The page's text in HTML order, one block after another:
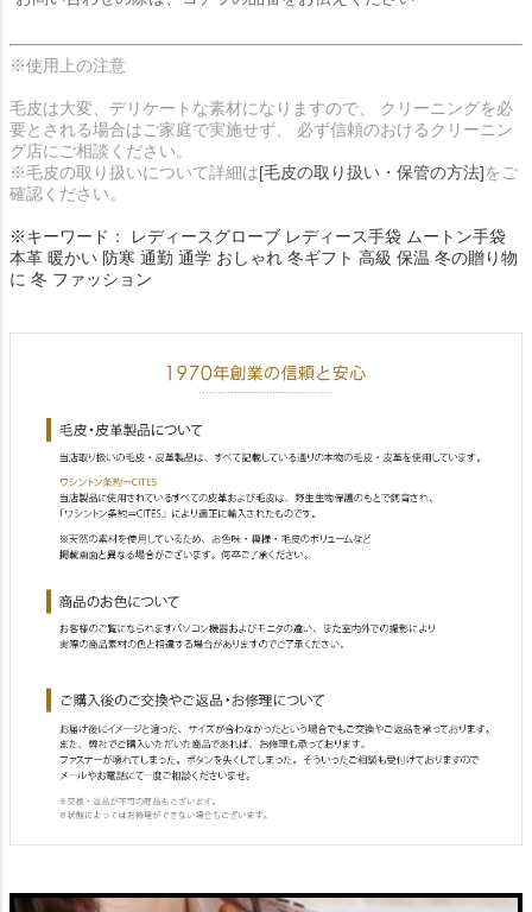
※使用上の注意
毛皮は大変、デリケートな素材になりますので、 クリーニングを必
要とされる場合はご家庭で実施せず、 必ず信頼のおけるクリーニン
グ店にご相談ください。
※毛皮の取り扱いについて詳細は[毛皮の取り扱い・保管の方法]をご
確認ください。
※キーワード： レディースグローブ レディース手袋 ムートン手袋
本革 暖かい 防寒 通勤 通学 おしゃれ 冬ギフト 高級 保温 冬の贈り物
に 冬 ファッション